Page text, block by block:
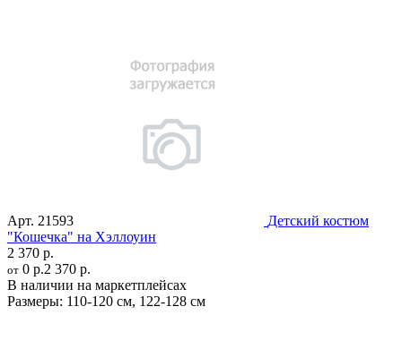
Арт. 21593
Детский костюм
"Кошечка" на Хэллоуин
2 370 р.
от 0 р.2 370 р.
В наличии на маркетплейсах
Размеры: 110-120 см, 122-128 см